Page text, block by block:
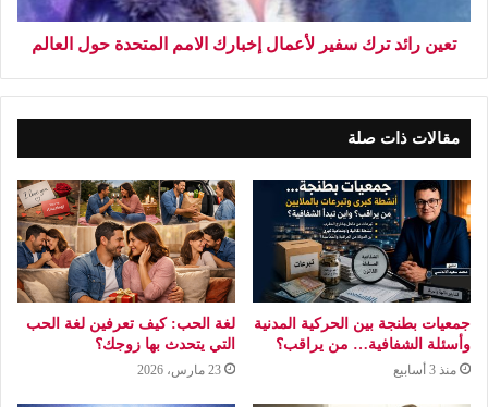
تعين رائد ترك سفير لأعمال إخبارك الامم المتحدة حول العالم
مقالات ذات صلة
جمعيات بطنجة بين الحركية المدنية
وأسئلة الشفافية… من يراقب؟
منذ 3 أسابيع
لغة الحب: كيف تعرفين لغة الحب
التي يتحدث بها زوجك؟
23 مارس، 2026